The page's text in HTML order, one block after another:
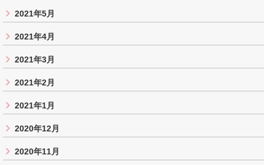
2021年5月
2021年4月
2021年3月
2021年2月
2021年1月
2020年12月
2020年11月